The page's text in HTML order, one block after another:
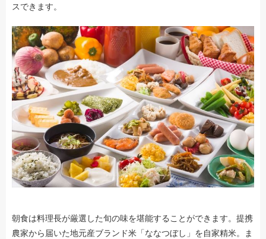
スできます。
朝食は料理長が厳選した旬の味を堪能することができます。提携
農家から届いた地元産ブランド米「ななつぼし」を自家精米。ま